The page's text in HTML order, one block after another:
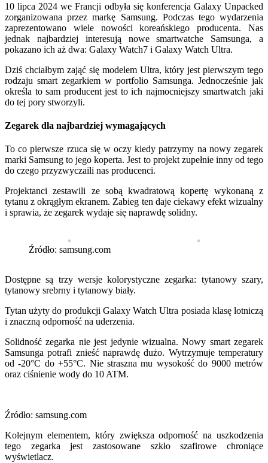
10 lipca 2024 we Francji odbyła się konferencja Galaxy Unpacked
zorganizowana przez markę Samsung. Podczas tego wydarzenia
zaprezentowano wiele nowości koreańskiego producenta. Nas
jednak najbardziej interesują nowe smartwatche Samsunga, a
pokazano ich aż dwa: Galaxy Watch7 i Galaxy Watch Ultra.
Dziś chciałbym zająć się modelem Ultra, który jest pierwszym tego
rodzaju smart zegarkiem w portfolio Samsunga. Jednocześnie jak
określa to sam producent jest to ich najmocniejszy smartwatch jaki
do tej pory stworzyli.
Zegarek dla najbardziej wymagających
To co pierwsze rzuca się w oczy kiedy patrzymy na nowy zegarek
marki Samsung to jego koperta. Jest to projekt zupełnie inny od tego
do czego przyzwyczaili nas producenci.
Projektanci zestawili ze sobą kwadratową kopertę wykonaną z
tytanu z okrągłym ekranem. Zabieg ten daje ciekawy efekt wizualny
i sprawia, że zegarek wydaje się naprawdę solidny.
Źródło: samsung.com
Dostępne są trzy wersje kolorystyczne zegarka: tytanowy szary,
tytanowy srebrny i tytanowy biały.
Tytan użyty do produkcji Galaxy Watch Ultra posiada klasę lotniczą
i znaczną odporność na uderzenia.
Solidność zegarka nie jest jedynie wizualna. Nowy smart zegarek
Samsunga potrafi znieść naprawdę dużo. Wytrzymuje temperatury
od -20°C do +55°C. Nie straszna mu wysokość do 9000 metrów
oraz ciśnienie wody do 10 ATM.
Źródło: samsung.com
Kolejnym elementem, który zwiększa odporność na uszkodzenia
tego zegarka jest zastosowane szkło szafirowe chroniące
wyświetlacz.